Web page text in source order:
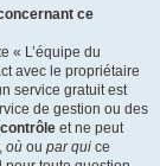
ce
« L’équipe du
avec le propriétaire
service gratuit est
de gestion ou des
et ne peut
, où ou par qui ce